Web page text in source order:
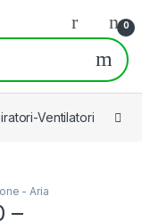
0
Ventilatori
- Aria
–